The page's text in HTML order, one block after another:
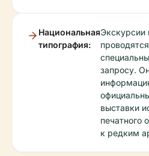
Национальная
типография:
Экскурсии
запросу.
выставки
печатного
к редким